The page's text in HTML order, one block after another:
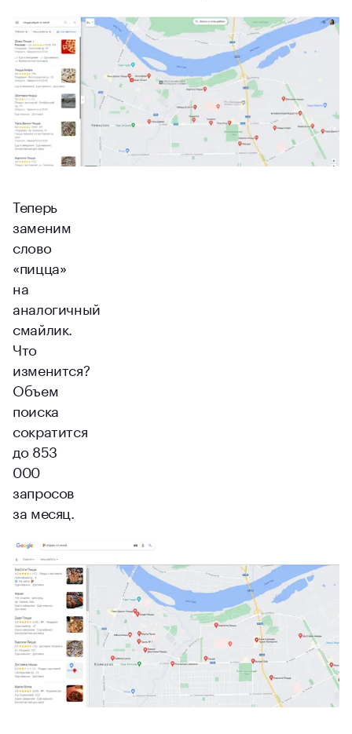
Теперь
заменим
слово
«пицца»
на
аналогичный
смайлик.
Что
изменится?
Объем
поиска
сократится
до 853
000
запросов
за месяц.